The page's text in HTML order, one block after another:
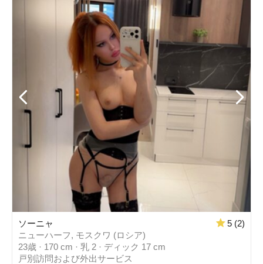
ソーニャ
5 (2)
ニューハーフ, モスクワ (ロシア)
23歳 · 170 cm · 乳 2 · ディック 17 cm
戸別訪問および外出サービス